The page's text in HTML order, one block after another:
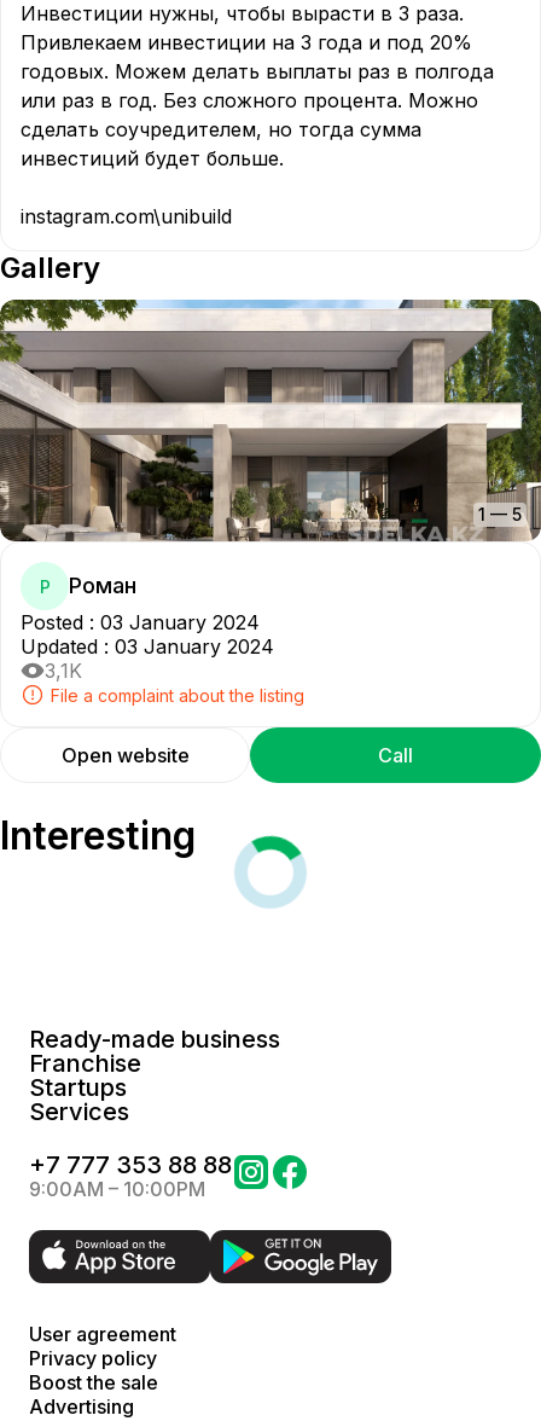
Инвестиции нужны, чтобы вырасти в 3 раза.
Привлекаем инвестиции на 3 года и под 20%
годовых. Можем делать выплаты раз в полгода
или раз в год. Без сложного процента. Можно
сделать соучредителем, но тогда сумма
инвестиций будет больше.
instagram.com\unibuild
Gallery
1 — 5
Р Роман
Posted : 03 January 2024
Updated : 03 January 2024
3,1K
File a complaint about the listing
Call
Open website
Interesting
Ready-made business
Franchise
Startups
Services
+7 777 353 88 88
9:00AM – 10:00PM
User agreement
Privacy policy
Boost the sale
Advertising